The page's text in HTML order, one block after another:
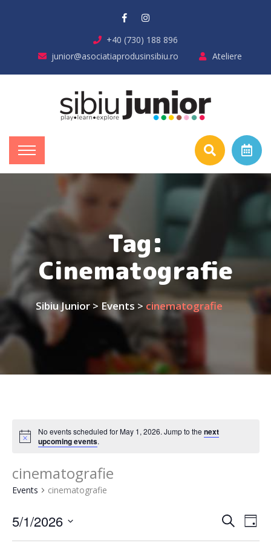
+40 (730) 188 896
junior@asociatiaprodusinsibiu.ro
Ateliere
Tag:
Cinematografie
Sibiu Junior > Events > cinematografie
No events scheduled for May 1, 2026. Jump to the next
upcoming events.
cinematografie
Events cinematografie
SearchDay
5/1/2026
Select